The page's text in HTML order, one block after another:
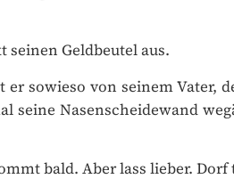
seinen Geldbeutel aus.
sowieso von seinem Vater,
Nasenscheidewand
bald. Aber lass lieber. Dorf